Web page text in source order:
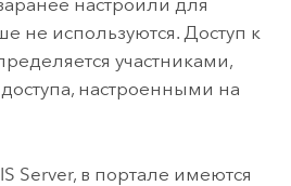
настроили для
не используются. Доступ к
участниками,
настроенными на
Server, в портале имеются